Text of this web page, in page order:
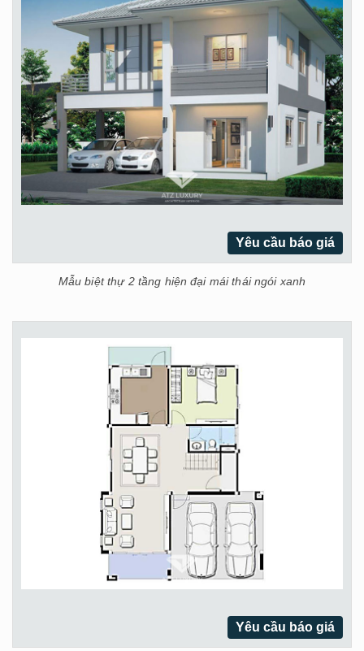
Yêu cầu báo giá
Mẫu biệt thự 2 tầng hiện đại mái thái ngói xanh
Yêu cầu báo giá